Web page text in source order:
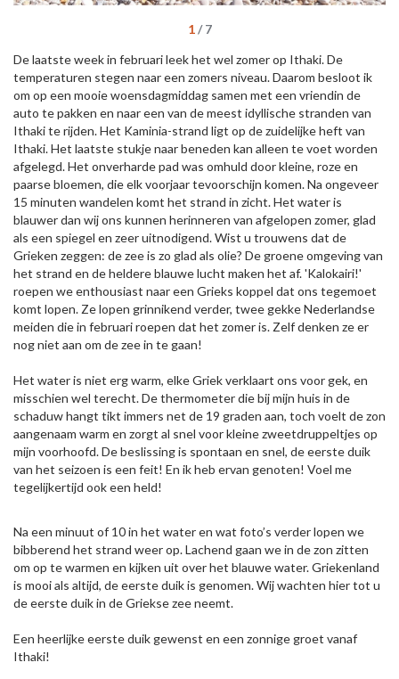
1/7
De laatste week in februari leek het wel zomer op Ithaki. De
temperaturen stegen naar een zomers niveau. Daarom besloot ik
om op een mooie woensdagmiddag samen met een vriendin de
auto te pakken en naar een van de meest idyllische stranden van
Ithaki te rijden. Het Kaminia-strand ligt op de zuidelijke heft van
Ithaki. Het laatste stukje naar beneden kan alleen te voet worden
afgelegd. Het onverharde pad was omhuld door kleine, roze en
paarse bloemen, die elk voorjaar tevoorschijn komen. Na ongeveer
15 minuten wandelen komt het strand in zicht. Het water is
blauwer dan wij ons kunnen herinneren van afgelopen zomer, glad
als een spiegel en zeer uitnodigend. Wist u trouwens dat de
Grieken zeggen: de zee is zo glad als olie? De groene omgeving van
het strand en de heldere blauwe lucht maken het af. 'Kalokairi!'
roepen we enthousiast naar een Grieks koppel dat ons tegemoet
komt lopen. Ze lopen grinnikend verder, twee gekke Nederlandse
meiden die in februari roepen dat het zomer is. Zelf denken ze er
nog niet aan om de zee in te gaan!
Het water is niet erg warm, elke Griek verklaart ons voor gek, en
misschien wel terecht. De thermometer die bij mijn huis in de
schaduw hangt tikt immers net de 19 graden aan, toch voelt de zon
aangenaam warm en zorgt al snel voor kleine zweetdruppeltjes op
mijn voorhoofd. De beslissing is spontaan en snel, de eerste duik
van het seizoen is een feit! En ik heb ervan genoten! Voel me
tegelijkertijd ook een held!
Na een minuut of 10 in het water en wat foto’s verder lopen we
bibberend het strand weer op. Lachend gaan we in de zon zitten
om op te warmen en kijken uit over het blauwe water. Griekenland
is mooi als altijd, de eerste duik is genomen. Wij wachten hier tot u
de eerste duik in de Griekse zee neemt.
Een heerlijke eerste duik gewenst en een zonnige groet vanaf
Ithaki!